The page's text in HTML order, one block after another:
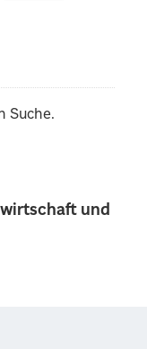
und
Suche.